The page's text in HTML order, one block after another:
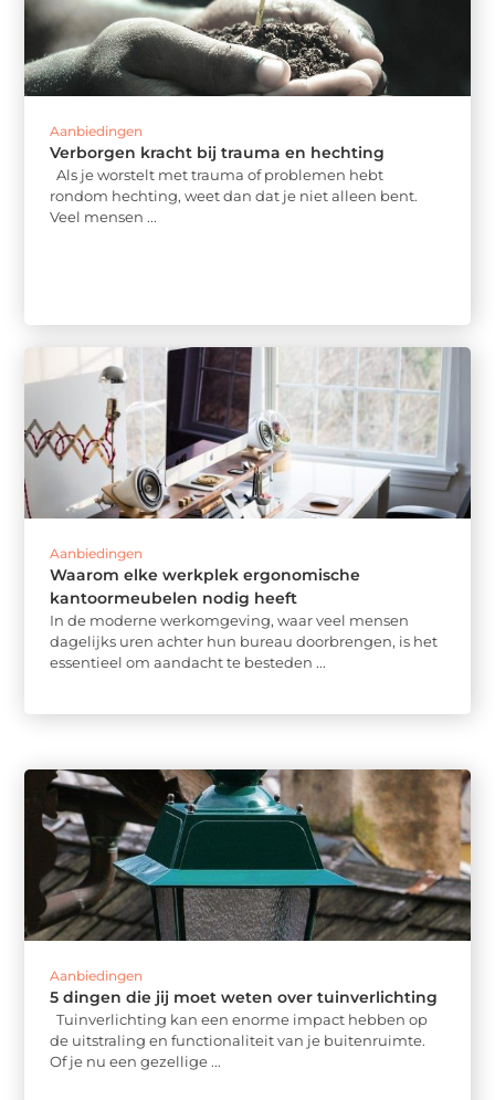
Aanbiedingen
Verborgen kracht bij trauma en hechting
Als je worstelt met trauma of problemen hebt
rondom hechting, weet dan dat je niet alleen bent.
Veel mensen ...
Aanbiedingen
Waarom elke werkplek ergonomische
kantoormeubelen nodig heeft
In de moderne werkomgeving, waar veel mensen
dagelijks uren achter hun bureau doorbrengen, is het
essentieel om aandacht te besteden ...
Aanbiedingen
5 dingen die jij moet weten over tuinverlichting
Tuinverlichting kan een enorme impact hebben op
de uitstraling en functionaliteit van je buitenruimte.
Of je nu een gezellige ...